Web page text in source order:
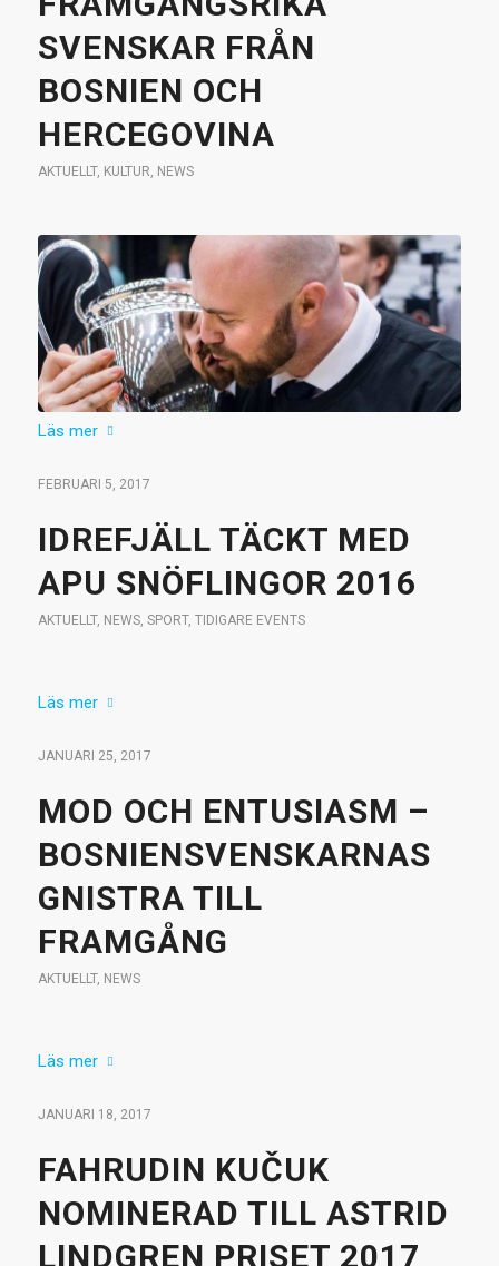
SVENSKAR FRÅN
BOSNIEN OCH
HERCEGOVINA
AKTUELLT, KULTUR, NEWS
Läs mer
FEBRUARI 5, 2017
IDREFJÄLL TÄCKT MED
APU SNÖFLINGOR 2016
AKTUELLT, NEWS, SPORT, TIDIGARE EVENTS
Läs mer
JANUARI 25, 2017
MOD OCH ENTUSIASM –
BOSNIENSVENSKARNAS
GNISTRA TILL
FRAMGÅNG
AKTUELLT, NEWS
Läs mer
JANUARI 18, 2017
FAHRUDIN KUČUK
NOMINERAD TILL ASTRID
LINDGREN PRISET 2017